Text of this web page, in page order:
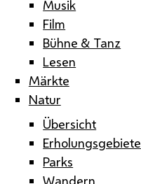
Musik
Film
Bühne & Tanz
Lesen
Märkte
Natur
Übersicht
Erholungsgebiete
Parks
Wandern